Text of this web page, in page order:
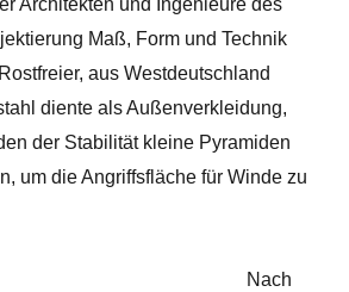
Architekten und Ingenieure des
Maß, Form und Technik
aus Westdeutschland
diente als Außenverkleidung,
der Stabilität kleine Pyramiden
um die Angriffsfläche für Winde zu
Nach